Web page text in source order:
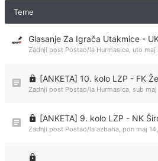
Teme
Glasanje Za Igrača Utakmice -
Zadnji post Postao/la Hurmasica, uto maj
[ANKETA] 10. kolo LZP - FK
Zadnji post Postao/la Hurmasica, sub
[ANKETA] 9. kolo LZP - NK
Zadnji post Postao/la azbaha, pon maj